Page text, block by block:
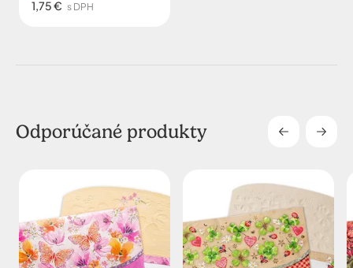
1,75 € s DPH
Odporúčané produkty